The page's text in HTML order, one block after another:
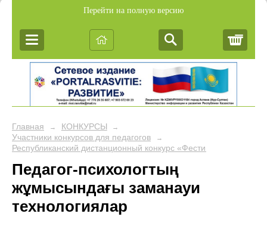
Перейти на полную версию
Главная → КОНКУРСЫ →
Участники конкурсов для педагогов →
Республиканский дистанционный конкурс «Фестиваль
Педагог-психологтың
жұмысындағы заманауи
технологиялар